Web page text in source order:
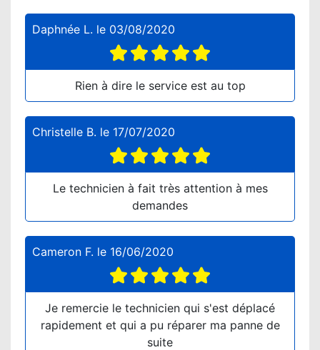
Daphnée L. le 03/08/2020
Rien à dire le service est au top
Christelle B. le 17/07/2020
Le technicien à fait très attention à mes
demandes
Cameron F. le 16/06/2020
Je remercie le technicien qui s'est déplacé
rapidement et qui a pu réparer ma panne de
suite